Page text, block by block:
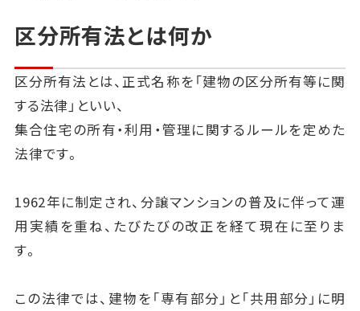
区分所有法とは何か
区分所有法とは、正式名称を「建物の区分所有等に関
する法律」といい、
集合住宅の所有・利用・管理に関するルールを定めた
法律です。
1962年に制定され、分譲マンションの普及に伴って運
用実績を重ね、たびたびの改正を経て現在に至りま
す。
この法律では、建物を「専有部分」と「共用部分」に明